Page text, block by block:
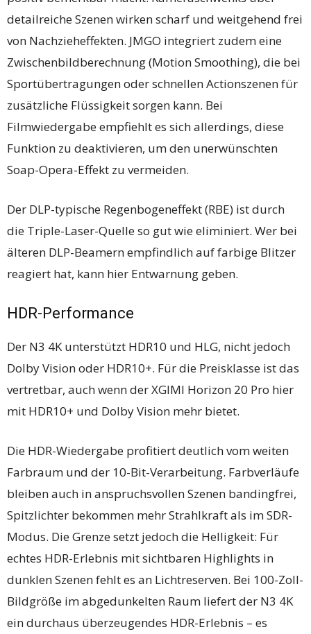
detailreiche Szenen wirken scharf und weitgehend frei
von Nachzieheffekten. JMGO integriert zudem eine
Zwischenbildberechnung (Motion Smoothing), die bei
Sportübertragungen oder schnellen Actionszenen für
zusätzliche Flüssigkeit sorgen kann. Bei
Filmwiedergabe empfiehlt es sich allerdings, diese
Funktion zu deaktivieren, um den unerwünschten
Soap-Opera-Effekt zu vermeiden.
Der DLP-typische Regenbogeneffekt (RBE) ist durch
die Triple-Laser-Quelle so gut wie eliminiert. Wer bei
älteren DLP-Beamern empfindlich auf farbige Blitzer
reagiert hat, kann hier Entwarnung geben.
HDR-Performance
Der N3 4K unterstützt HDR10 und HLG, nicht jedoch
Dolby Vision oder HDR10+. Für die Preisklasse ist das
vertretbar, auch wenn der XGIMI Horizon 20 Pro hier
mit HDR10+ und Dolby Vision mehr bietet.
Die HDR-Wiedergabe profitiert deutlich vom weiten
Farbraum und der 10-Bit-Verarbeitung. Farbverläufe
bleiben auch in anspruchsvollen Szenen bandingfrei,
Spitzlichter bekommen mehr Strahlkraft als im SDR-
Modus. Die Grenze setzt jedoch die Helligkeit: Für
echtes HDR-Erlebnis mit sichtbaren Highlights in
dunklen Szenen fehlt es an Lichtreserven. Bei 100-Zoll-
Bildgröße im abgedunkelten Raum liefert der N3 4K
ein durchaus überzeugendes HDR-Erlebnis – es